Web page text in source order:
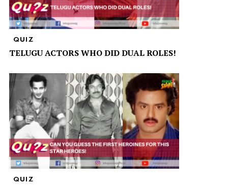
QUIZ
TELUGU ACTORS WHO DID DUAL ROLES!
QUIZ